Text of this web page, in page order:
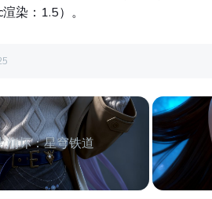
染：1.5）。
坏：星穹铁道